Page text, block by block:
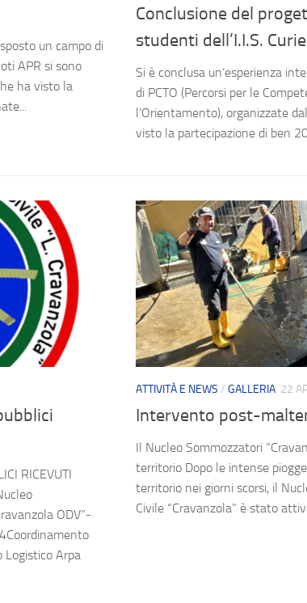
un campo di
APR si sono
ha visto la
Conclusione del
studenti dell’I.I.S.
Si è conclusa un’esperienza
di PCTO (Percorsi per le
l’Orientamento), organizzate
visto la partecipazione di ben
RICEVUTI
ODV”-
Logistico Arpa
ATTIVITÀ E NEWS / GALLERIA 22
Intervento post-
Il Nucleo Sommozzatori
territorio Dopo le intense
territorio nei giorni scorsi, il
Civile “Cravanzola” è stato